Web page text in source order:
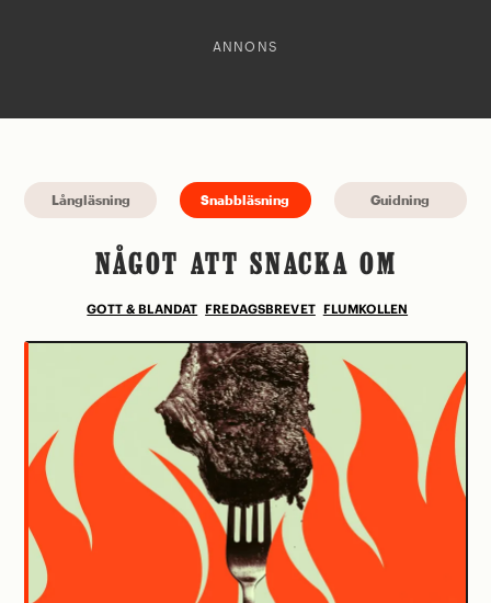
ANNONS
Långläsning Snabbläsning Guidning
NÅGOT ATT SNACKA OM
GOTT & BLANDAT FREDAGSBREVET FLUMKOLLEN